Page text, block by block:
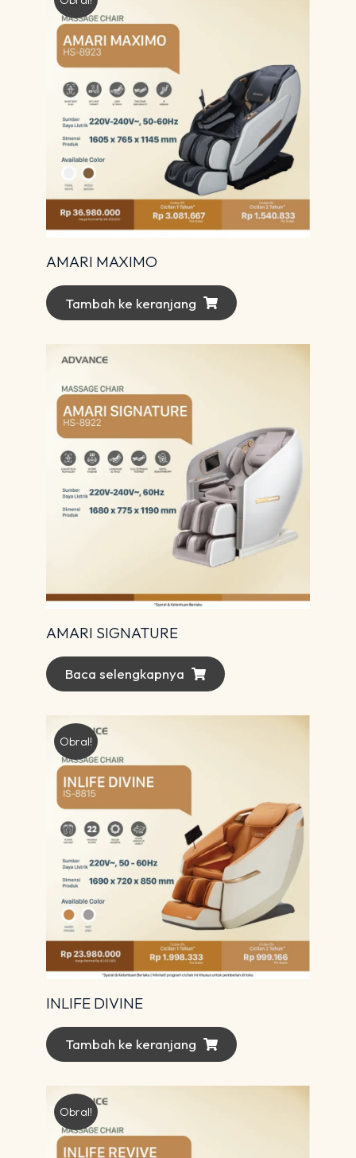
AMARI MAXIMO
Tambah ke keranjang
AMARI SIGNATURE
Baca selengkapnya
Obral!
INLIFE DIVINE
Tambah ke keranjang
Obral!